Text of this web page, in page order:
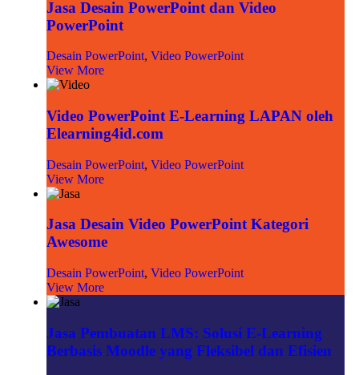
Jasa Desain PowerPoint dan Video
PowerPoint
Desain PowerPoint, Video PowerPoint
View More
Video PowerPoint E-Learning LAPAN oleh
Elearning4id.com
Desain PowerPoint, Video PowerPoint
View More
Jasa Desain Video PowerPoint Kategori
Awesome
Desain PowerPoint, Video PowerPoint
View More
Jasa Pembuatan LMS: Solusi E-Learning
Berbasis Moodle yang Fleksibel dan Efisien